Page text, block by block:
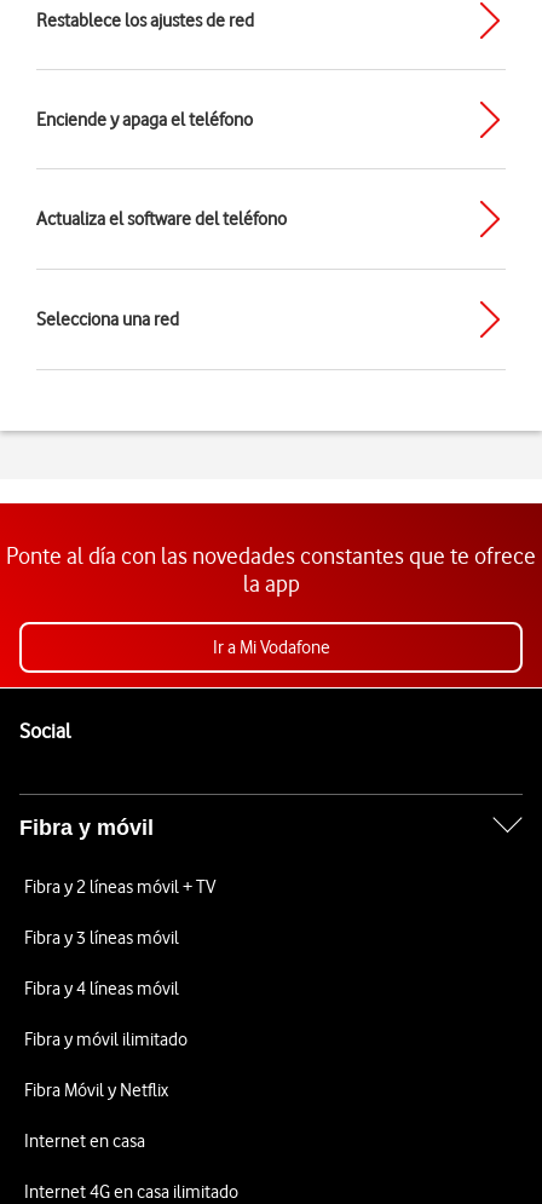
Restablece los ajustes de red
Enciende y apaga el teléfono
Actualiza el software del teléfono
Selecciona una red
Ponte al día con las novedades constantes que te ofrece
la app
Ir a Mi Vodafone
SocialEnlaces a las redes sociales de Vodafone
Fibra y móvil
Fibra y 2 líneas móvil + TV
Fibra y 3 líneas móvil
Fibra y 4 líneas móvil
Fibra y móvil ilimitado
Fibra Móvil y Netflix
Internet en casa
Internet 4G en casa ilimitado